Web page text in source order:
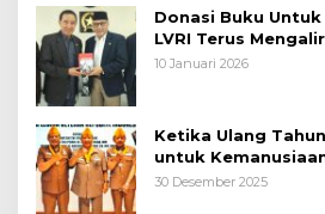
Donasi Buku
LVRI Terus Mengalir
10 Januari 2026
Ketika Ulang
untuk
30 Desember 2025